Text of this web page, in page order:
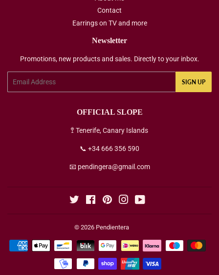
Contact
Earrings on TV and more
Newsletter
Promotions, new products and sales. Directly to your inbox.
SIGN UP
OFFICIAL SLOPE
🚏 Tenerife, Canary Islands
📞 +34 666 356 590
📧 pendingera@gmail.com
Twitter FacebookPinterestInstagram
© 2026 Pendientera
Payment